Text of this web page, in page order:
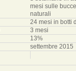
mesi sulle
naturali
24 mesi in botti
3 mesi
13%
settembre 2015